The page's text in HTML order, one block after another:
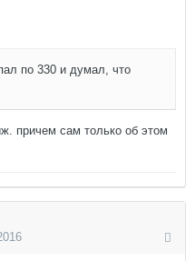
по 330 и думал, что
причем сам только об этом